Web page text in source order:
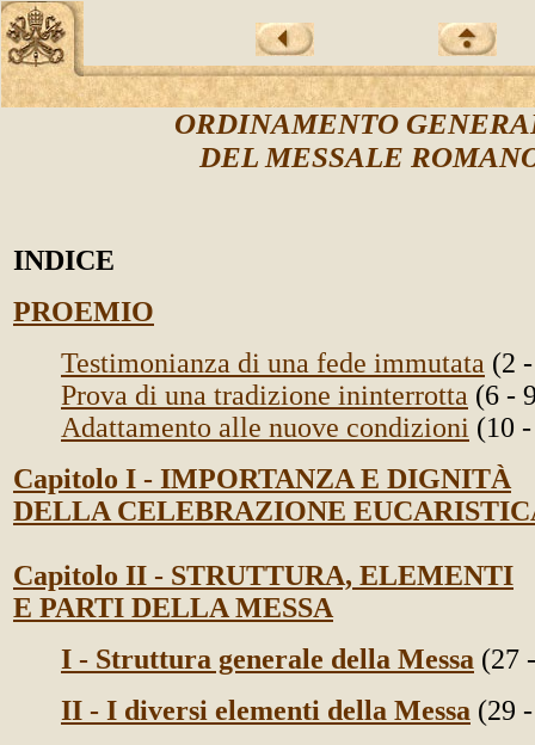
ORDINAMENTO
DEL MESSALE
INDICE
PROEMIO
Testimonianza di una fede immutata (2
Prova di una tradizione ininterrotta (6 -
Adattamento alle nuove condizioni (10
Capitolo I - IMPORTANZA E DIGNITÀ
DELLA CELEBRAZIONE
Capitolo II - STRUTTURA, ELEMENTI
E PARTI DELLA MESSA
I - Struttura generale della Messa (27
II - I diversi elementi della Messa (29